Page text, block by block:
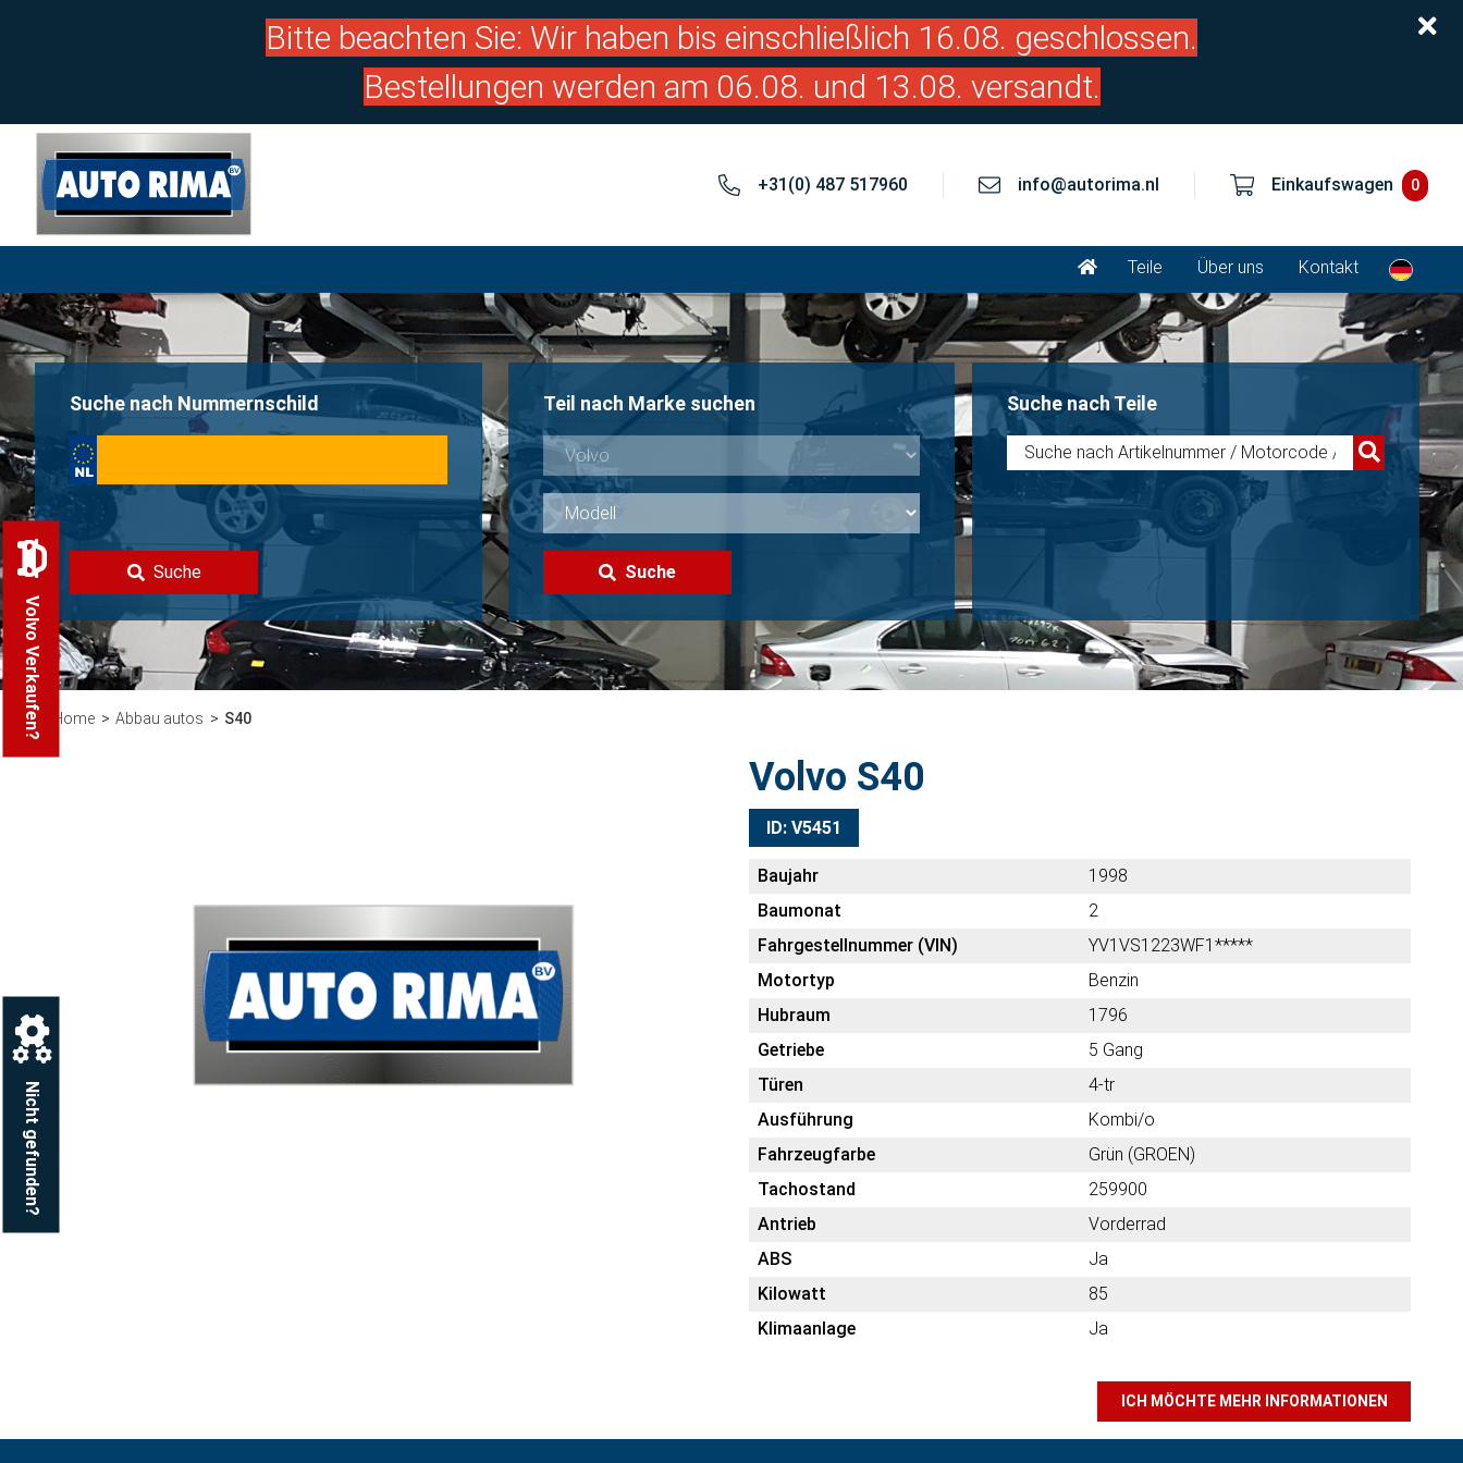
Bitte beachten Sie: Wir haben bis einschließlich 16.08. geschlossen.
Bestellungen werden am 06.08. und 13.08. versandt.
+31(0) 487 517960 info@autorima.nl Einkaufswagen 0
Teile Über uns Kontakt
Suche nach Nummernschild
Suche
Teil nach Marke suchen
Suche
Suche nach Teile
Home Abbau autos S40
Volvo S40
ID: V5451
Baujahr
1998
Baumonat
2
Fahrgestellnummer (VIN)
YV1VS1223WF1*****
Motortyp
Benzin
Hubraum
1796
Getriebe
5 Gang
Türen
4-tr
Ausführung
Kombi/o
Fahrzeugfarbe
Grün (GROEN)
Tachostand
259900
Antrieb
Vorderrad
ABS
Ja
Kilowatt
85
Klimaanlage
Ja
ICH MÖCHTE MEHR INFORMATIONEN
Volvo Verkaufen?
Nicht gefunden?